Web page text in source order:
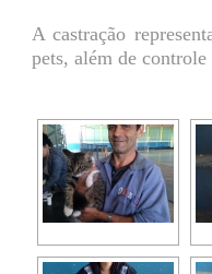
A castração
pets, além de